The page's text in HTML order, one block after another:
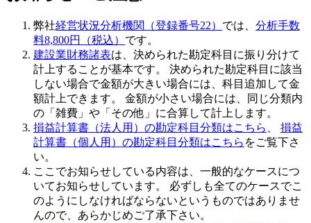
弊社経営状況分析機関（登録番号22） では、 分析手数
料8,800円（税込） です。
建設業財務諸表は、決められた勘定科目に振り分けて
計上することが基本です。 決められた勘定科目に該当
しない場合で金額が大きい場合には、科目追加して金
額計上できます。 金額が小さい場合には、同じ分類内
の「雑費」や「その他」に合算して計上します。
損益計算書（法人用）の勘定科目分類はこちら
損益
計算書（個人用）の勘定科目分類はこちら をご覧下さ
い。
ここでお知らせしている内容は、一般的なケースにつ
いてお知らせしています。 必ずしも全てのケースでこ
のようにしなければならないというものではありませ
んので、あらかじめご了承下さい。